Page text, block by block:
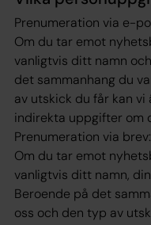
Prenumeration via e-
Om du tar emot
vanligtvis ditt namn
det sammanhang du
av utskick du får kan
indirekta uppgifter om
Prenumeration via brev:
Om du tar emot
vanligtvis ditt namn,
Beroende på det
oss och den typ av